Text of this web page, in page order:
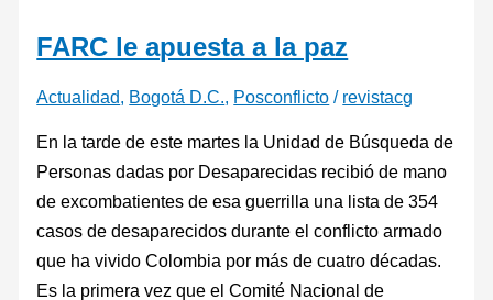
FARC le apuesta a la paz
Actualidad, Bogotá D.C., Posconflicto / revistacg
En la tarde de este martes la Unidad de Búsqueda de
Personas dadas por Desaparecidas recibió de mano
de excombatientes de esa guerrilla una lista de 354
casos de desaparecidos durante el conflicto armado
que ha vivido Colombia por más de cuatro décadas.
Es la primera vez que el Comité Nacional de